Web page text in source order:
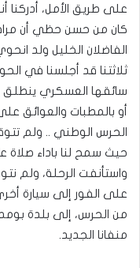
على طريق الأمل، أدركنا
كان من حسن حظي أن
الفاضلان الخليل ولد
ثلاثتنا قد أجلسنا في
سائقها العسكري ينطلق
أو بالمطبات والعوائق
الحرس الوطني .. ولم
حيث سمح لنا باداء صلاة
واستأنفت الرحلة، ولم
على الفور إلى سيارة
من الحرس، إلى بلدة
منفانا الجديد.